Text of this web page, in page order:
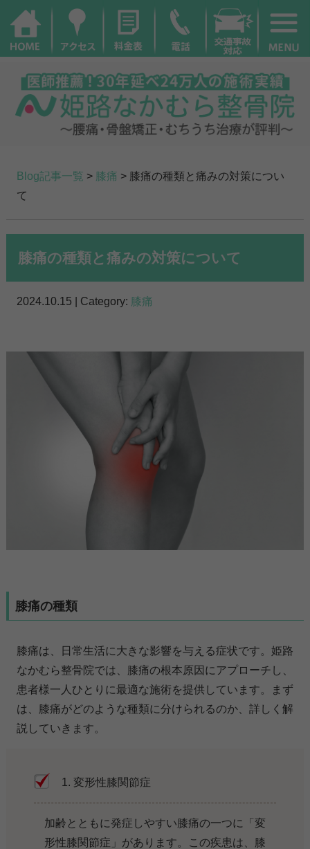
Blog記事一覧 > 膝痛 > 膝痛の種類と痛みの対策につい
て
膝痛の種類と痛みの対策について
2024.10.15 | Category: 膝痛
膝痛の種類
膝痛は、日常生活に大きな影響を与える症状です。姫路
なかむら整骨院では、膝痛の根本原因にアプローチし、
患者様一人ひとりに最適な施術を提供しています。まず
は、膝痛がどのような種類に分けられるのか、詳しく解
説していきます。
1. 変形性膝関節症
加齢とともに発症しやすい膝痛の一つに「変
形性膝関節症」があります。この疾患は、膝